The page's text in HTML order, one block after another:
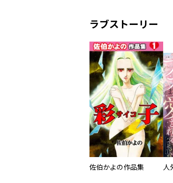
ラブストーリー
佐伯かよの作品集